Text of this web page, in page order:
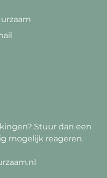
Stuur dan een
mogelijk reageren.